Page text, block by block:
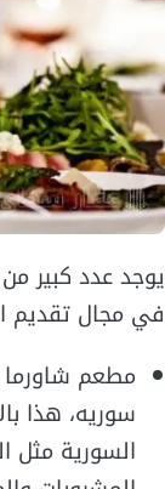
يوجد عدد كبير
في مجال تقديم
مطعم شاورما
سوريه، هذا
السورية مثل